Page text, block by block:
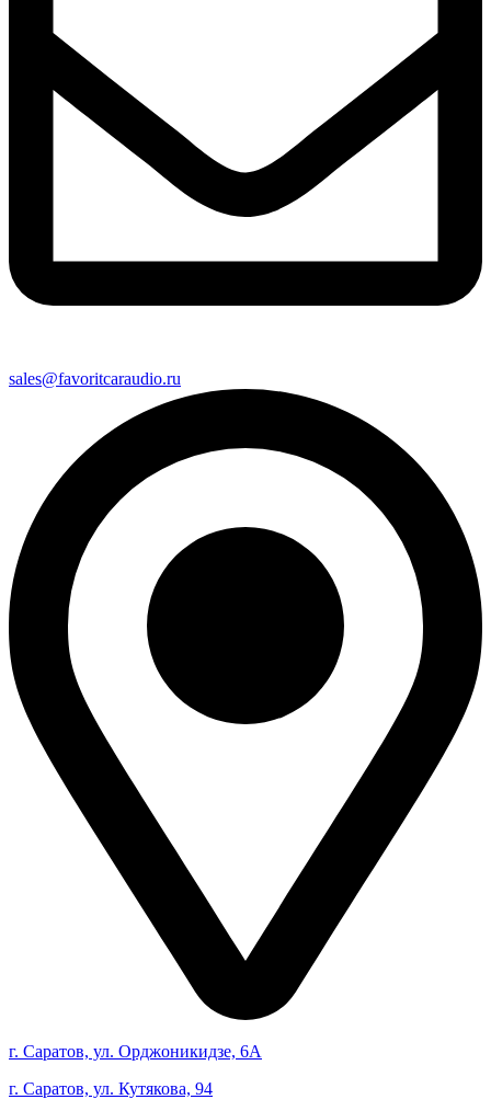
sales@favoritcaraudio.ru
г. Саратов, ул. Орджоникидзе, 6А
г. Саратов, ул. Кутякова, 94